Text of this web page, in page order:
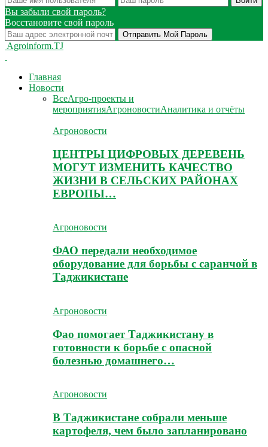
Вы забыли свой пароль?
Восстановите свой пароль
Agroinform.TJ
Главная
Новости
ВсеАгро-проекты и
мероприятияАгроновостиАналитика и отчёты
Агроновости
ЦЕНТРЫ ЦИФРОВЫХ ДЕРЕВЕНЬ
МОГУТ ИЗМЕНИТЬ КАЧЕСТВО
ЖИЗНИ В СЕЛЬСКИХ РАЙОНАХ
ЕВРОПЫ…
Агроновости
ФАО передали необходимое
оборудование для борьбы с саранчой в
Таджикистане
Агроновости
Фао помогает Таджикистану в
готовности к борьбе с опасной
болезнью домашнего…
Агроновости
В Таджикистане собрали меньше
картофеля, чем было запланировано